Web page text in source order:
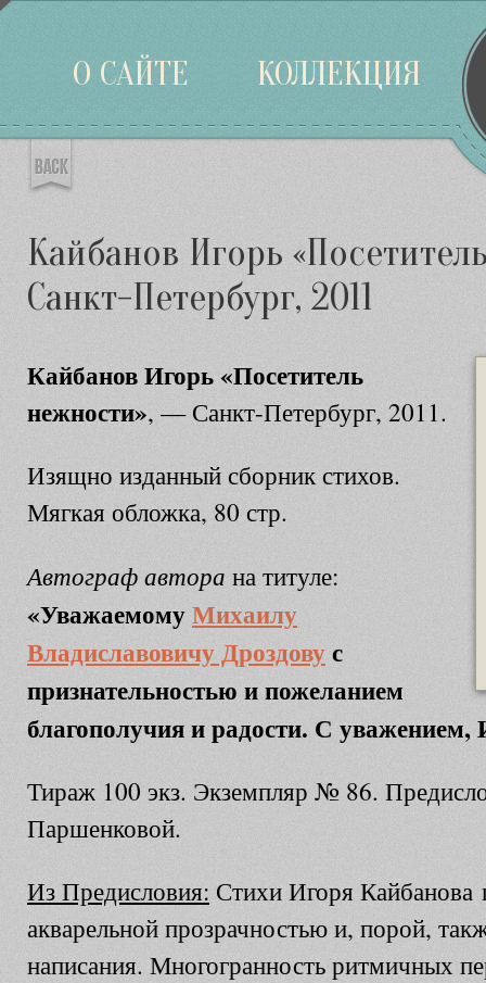
О САЙТЕ КОЛЛЕКЦИЯ
Кайбанов Игорь
Санкт-Петербург, 2011
Кайбанов Игорь «Посетитель
нежности», — Санкт-Петербург, 2011.
Изящно изданный сборник стихов.
Мягкая обложка, 80 стр.
Автограф автора на титуле:
«УважаемомуМихаилу
Владиславовичу Дроздовус
признательностью и пожеланием
благополучия и радости. С
Тираж 100 экз. Экземпляр № 86.
Паршенковой.
Из Предисловия: Стихи Игоря Кайбанова
акварельной прозрачностью и, порой,
написания. Многогранность ритмичных